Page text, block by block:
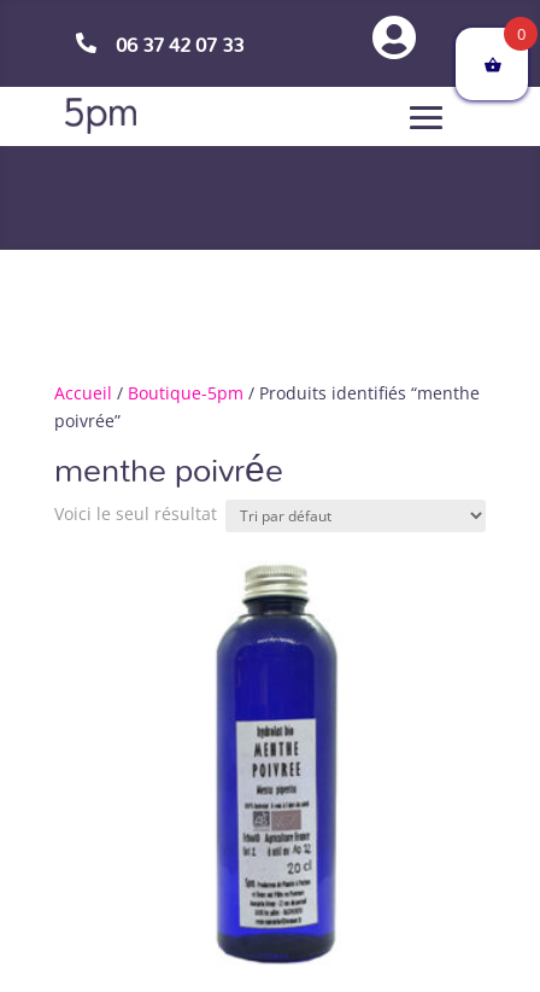
 06 37 42 07 33 
Accueil / Boutique-5pm / Produits identifiés “menthe
poivrée”
menthe poivrée
Voici le seul résultat
0